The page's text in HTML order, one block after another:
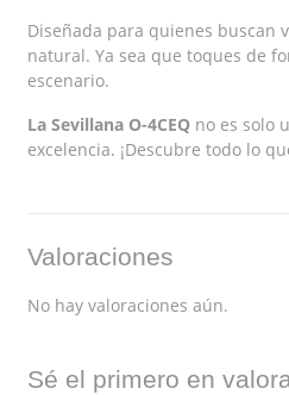
Diseñada para quienes buscan
natural. Ya sea que toques de
escenario.
La Sevillana O-4CEQ no es solo
excelencia. ¡Descubre todo lo
Valoraciones
No hay valoraciones aún.
Sé el primero en